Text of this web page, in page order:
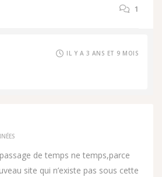
1
IL Y A 3 ANS ET 9 MOIS
de temps ne temps,parce
site qui n’existe pas sous cette